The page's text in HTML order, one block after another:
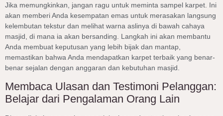
Jika memungkinkan, jangan ragu untuk meminta sampel karpet. Ini
akan memberi Anda kesempatan emas untuk merasakan langsung
kelembutan tekstur dan melihat warna aslinya di bawah cahaya
masjid, di mana ia akan bersanding. Langkah ini akan membantu
Anda membuat keputusan yang lebih bijak dan mantap,
memastikan bahwa Anda mendapatkan karpet terbaik yang benar-
benar sejalan dengan anggaran dan kebutuhan masjid.
Membaca Ulasan dan Testimoni Pelanggan:
Belajar dari Pengalaman Orang Lain